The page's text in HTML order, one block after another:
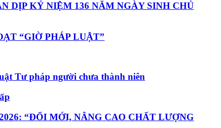
DỊP KỶ NIỆM 136 NĂM NGÀY SINH CHỦ
“GIỜ PHÁP LUẬT”
Tư pháp người chưa thành niên
“ĐỔI MỚI, NÂNG CAO CHẤT LƯỢNG